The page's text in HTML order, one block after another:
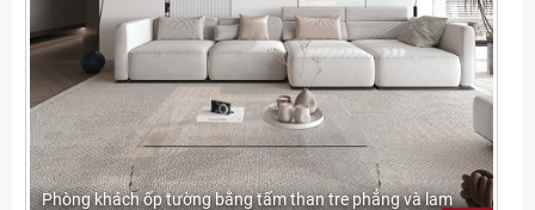
Phòng khách ốp tường bằng tấm than tre phẳng và lam